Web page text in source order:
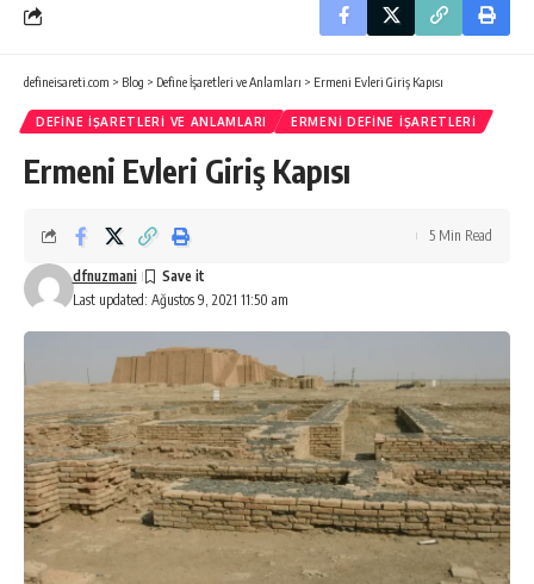
defineisareti.com > Blog > Define İşaretleri ve Anlamları > Ermeni Evleri Giriş Kapısı
DEFINE İŞARETLERI VE ANLAMLARI ERMENI DEFINE İŞARETLERI
Ermeni Evleri Giriş Kapısı
Last updated: Ağustos 9, 2021 11:50 am
dfnuzmani
5 Min Read